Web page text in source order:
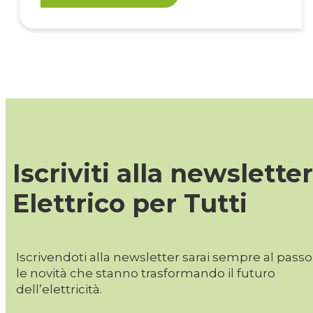
Iscriviti alla
Elettrico per Tutti
Iscrivendoti alla newsletter sarai sempre al
le novità che stanno trasformando il futuro
dell’elettricità.